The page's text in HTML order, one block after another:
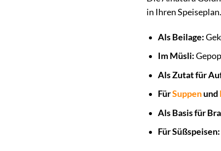
in Ihren
Als Beilage:
Im Müsli:
Als Zutat für
FürSuppenund
Als Basis für
Für Süßspeisen: